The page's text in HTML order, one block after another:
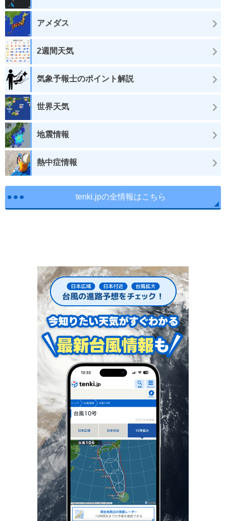
アメダス
2週間天気
気象予報士のポイント解説
世界天気
地震情報
熱中症情報
tenki.jpの全情報はこちら